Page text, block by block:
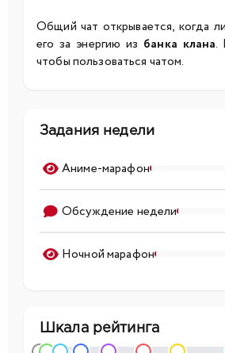
Общий чат открывается, когда
его за энергию из банка клана.
чтобы пользоваться чатом.
Задания недели
Аниме-марафон
Обсуждение недели
Ночной марафон
Шкала рейтинга